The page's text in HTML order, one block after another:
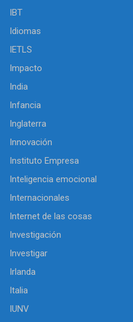
IBT
Idiomas
IETLS
Impacto
India
Infancia
Inglaterra
Innovación
Instituto Empresa
Inteligencia emocional
Internacionales
Internet de las cosas
Investigación
Investigar
Irlanda
Italia
IUNV